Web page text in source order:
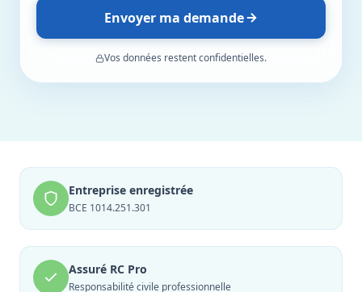
Envoyer ma demande
Vos données restent confidentielles.
Entreprise enregistrée
BCE 1014.251.301
Assuré RC Pro
Responsabilité civile professionnelle